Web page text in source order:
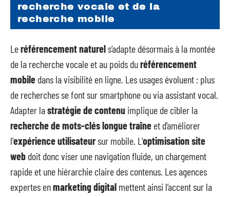
recherche vocale et de la
recherche mobile
Leréférencement naturels’adapte désormais à la montée
de la recherche vocale et au poids duréférencement
mobile dans la visibilité en ligne. Les usages évoluent : plus
de recherches se font sur smartphone ou via assistant vocal.
Adapter lastratégie de contenu implique de cibler la
recherche de mots-clés longue traîne et d’améliorer
l’expérience utilisateursur mobile. L’optimisation site
web doit donc viser une navigation fluide, un chargement
rapide et une hiérarchie claire des contenus. Les agences
expertes enmarketing digital mettent ainsi l’accent sur la